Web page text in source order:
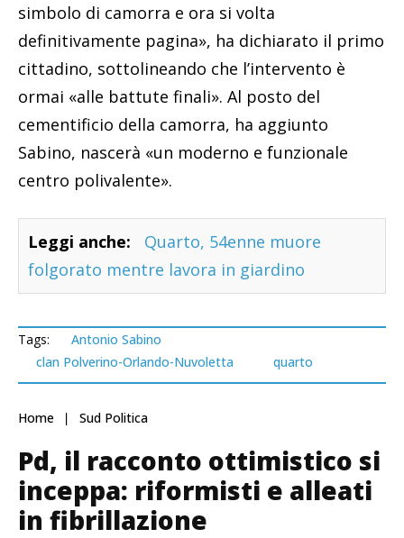
simbolo di camorra e ora si volta
definitivamente pagina», ha dichiarato il primo
cittadino, sottolineando che l’intervento è
ormai «alle battute finali». Al posto del
cementificio della camorra, ha aggiunto
Sabino, nascerà «un moderno e funzionale
centro polivalente».
Leggi anche:
Quarto, 54enne muore
folgorato mentre lavora in giardino
Tags:
Antonio Sabino
clan Polverino-Orlando-Nuvoletta
quarto
Home Sud Politica
Pd, il racconto ottimistico si
inceppa: riformisti e alleati
in fibrillazione